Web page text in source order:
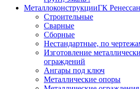
МеталлоконструкцииГК
Строительные
Сварные
Сборные
Нестандартные, по
Изготовление
ограждений
Ангары под ключ
Металлические опоры